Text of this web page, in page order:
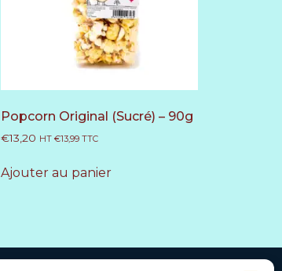
Popcorn Original (Sucré) – 90g
€13,20 HT€13,99 TTC
Ajouter au panier